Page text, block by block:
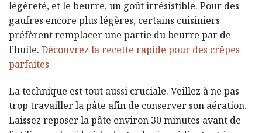
légèreté, et le beurre, un goût irrésistible. Pour des
gaufres encore plus légères, certains cuisiniers
préfèrent remplacer une partie du beurre par de
l’huile. Découvrez la recette rapide pour des crêpes
parfaites
La technique est tout aussi cruciale. Veillez à ne pas
trop travailler la pâte afin de conserver son aération.
Laissez reposer la pâte environ 30 minutes avant de